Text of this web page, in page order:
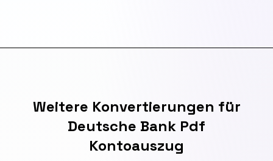
Weitere Konvertierungen für
Deutsche Bank Pdf
Kontoauszug